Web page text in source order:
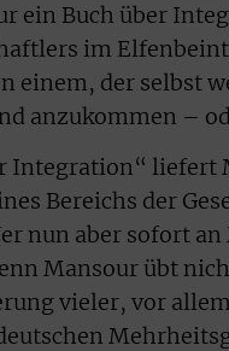
ein Buch über
im
einem, der selbst
anzukommen –
Integration“ liefert
Bereichs der
nun aber sofort
Mansour übt
vieler, vor